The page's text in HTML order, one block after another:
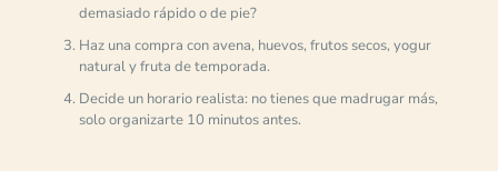
demasiado rápido o de pie?
Haz una compra con avena, huevos, frutos secos, yogur
natural y fruta de temporada.
Decide un horario realista: no tienes que madrugar más,
solo organizarte 10 minutos antes.